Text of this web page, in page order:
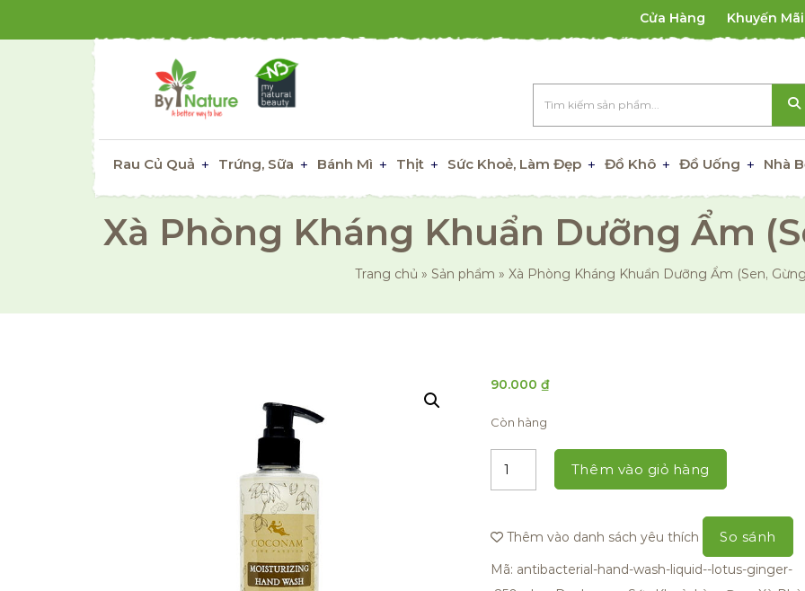
Cửa Hàng Khuyến Mãi
Rau Củ Quả Trứng, Sữa Bánh Mì Thịt Sức Khoẻ, Làm Đẹp Đồ Khô Đồ Uống Nhà
Xà Phòng Kháng Khuẩn Dưỡng Ẩm
Trang chủ » Sản phẩm » Xà Phòng Kháng Khuẩn Dưỡng Ẩm (Sen,
90.000₫
Còn hàng
Thêm vào giỏ hàng
Thêm vào danh sách yêu thích So sánh
Mã: antibacterial-hand-wash-liquid--lotus-ginger-